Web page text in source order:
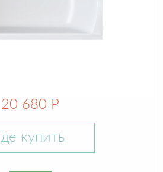
20 680 Р
Где купить